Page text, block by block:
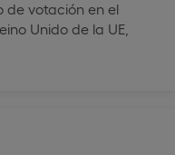
de votación en el
Unido de la UE,